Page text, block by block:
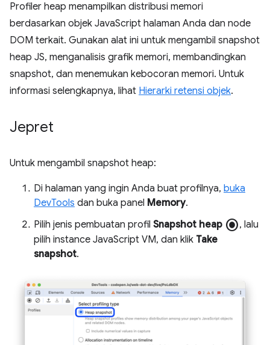
Profiler heap menampilkan distribusi memori
berdasarkan objek JavaScript halaman Anda dan node
DOM terkait. Gunakan alat ini untuk mengambil snapshot
heap JS, menganalisis grafik memori, membandingkan
snapshot, dan menemukan kebocoran memori. Untuk
informasi selengkapnya, lihat Hierarki retensi objek.
Jepret
Untuk mengambil snapshot heap:
Di halaman yang ingin Anda buat profilnya, buka
DevTools dan buka panel Memory.
Pilih jenis pembuatan profil Snapshot heap radio_button_checked, lalu
pilih instance JavaScript VM, dan klik Take
snapshot.